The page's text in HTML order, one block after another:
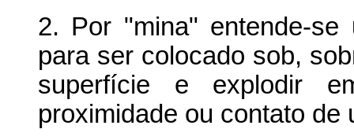
2. Por "mina" entende-se
para ser colocado sob,
superfície e explodir
proximidade ou contato